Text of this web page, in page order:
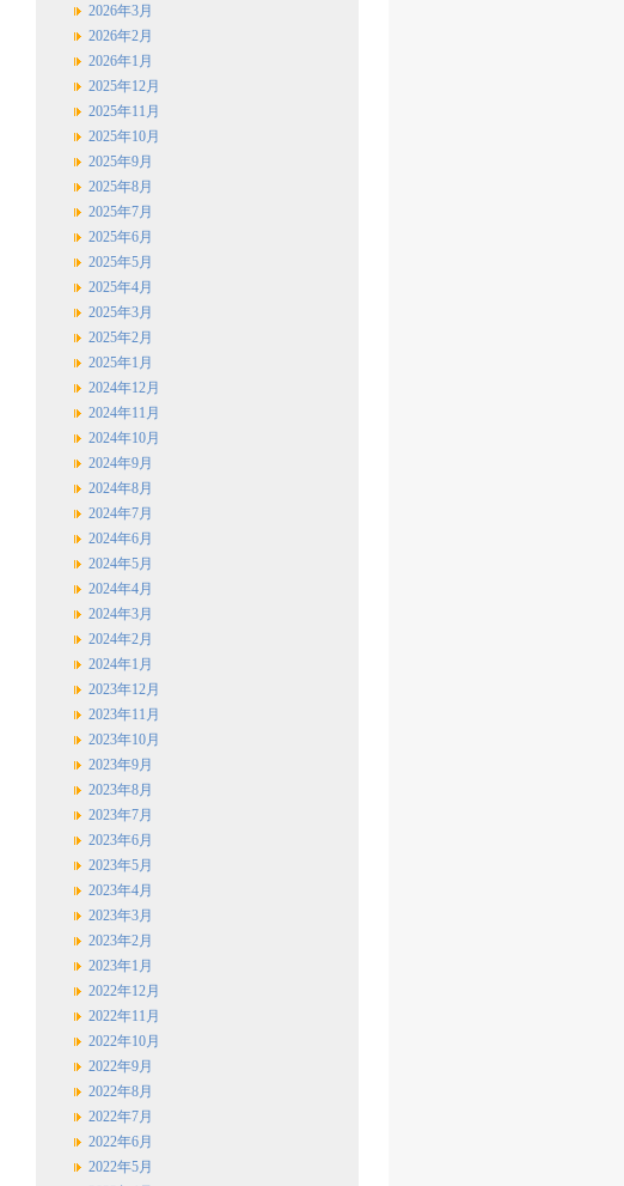
2026年3月
2026年2月
2026年1月
2025年12月
2025年11月
2025年10月
2025年9月
2025年8月
2025年7月
2025年6月
2025年5月
2025年4月
2025年3月
2025年2月
2025年1月
2024年12月
2024年11月
2024年10月
2024年9月
2024年8月
2024年7月
2024年6月
2024年5月
2024年4月
2024年3月
2024年2月
2024年1月
2023年12月
2023年11月
2023年10月
2023年9月
2023年8月
2023年7月
2023年6月
2023年5月
2023年4月
2023年3月
2023年2月
2023年1月
2022年12月
2022年11月
2022年10月
2022年9月
2022年8月
2022年7月
2022年6月
2022年5月